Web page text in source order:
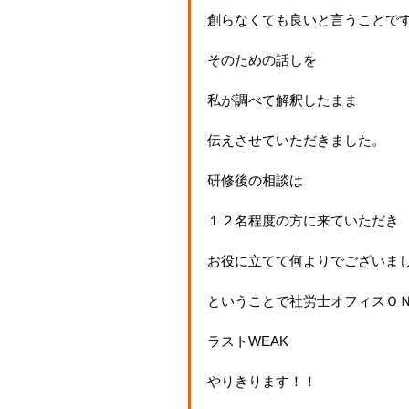
創らなくても良いと言うことです
そのための話しを
私が調べて解釈したまま
伝えさせていただきました。
研修後の相談は
１２名程度の方に来ていただき
お役に立てて何よりでございまし
ということで社労士オフィスＯ
ラストWEAK
やりきります！！